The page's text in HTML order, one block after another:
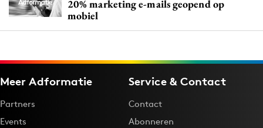
20% marketing e-mails geopend op
mobiel
Meer Adformatie
Partners
Events
Service & Contact
Contact
Abonneren